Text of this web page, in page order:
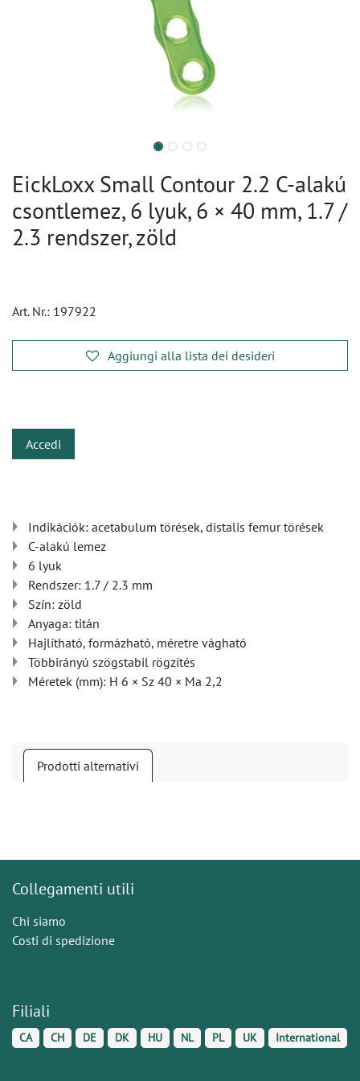
EickLoxx Small Contour 2.2 C-alakú
csontlemez, 6 lyuk, 6 × 40 mm, 1.7 /
2.3 rendszer, zöld
Art. Nr.: 197922
Aggiungi alla lista dei desideri
Accedi
Indikációk: acetabulum törések, distalis femur törések
C-alakú lemez
6 lyuk
Rendszer: 1.7 / 2.3 mm
Szín: zöld
Anyaga: titán
Hajlítható, formázható, méretre vágható
Többirányú szögstabil rögzítés
Méretek (mm): H 6 × Sz 40 × Ma 2,2
Prodotti alternativi
Collegamenti utili
Chi siamo
Costi di spedizione
Filiali
CA CH DE DK HU NL PL UK International